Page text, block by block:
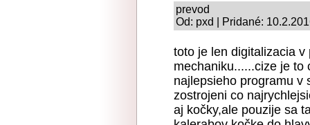
prevod
Od: pxd | Pridané:
toto je len digitalizacia
mechaniku......cize je to
najlepsieho programu v
zostrojeni co
aj kočky,ale pouzije sa